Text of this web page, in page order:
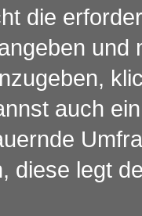
die
und
auch
diese legt